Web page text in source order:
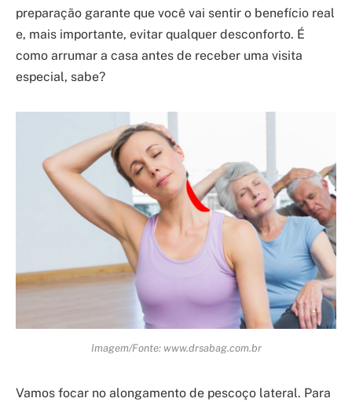
preparação garante que você vai sentir o benefício real
e, mais importante, evitar qualquer desconforto. É
como arrumar a casa antes de receber uma visita
especial, sabe?
Imagem/Fonte: www.drsabag.com.br
Vamos focar no alongamento de pescoço lateral. Para